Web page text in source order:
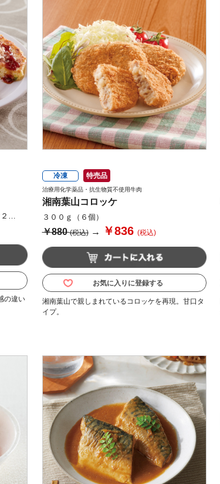
２…
の違い
冷凍 特売品
治療用化学薬品・抗生物質不使用牛肉
湘南葉山コロッケ
３００ｇ（６個）
￥880(税込)→ ￥836 (税込)
お気に入りに登録する
湘南葉山で親しまれているコロッケを再現。甘口タ
イプ。